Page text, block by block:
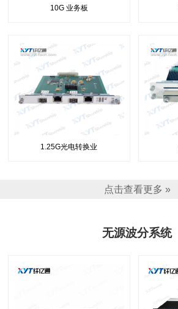
10G 业务板
1.25G光电转换业
点击查看更多 »
无源波分系统